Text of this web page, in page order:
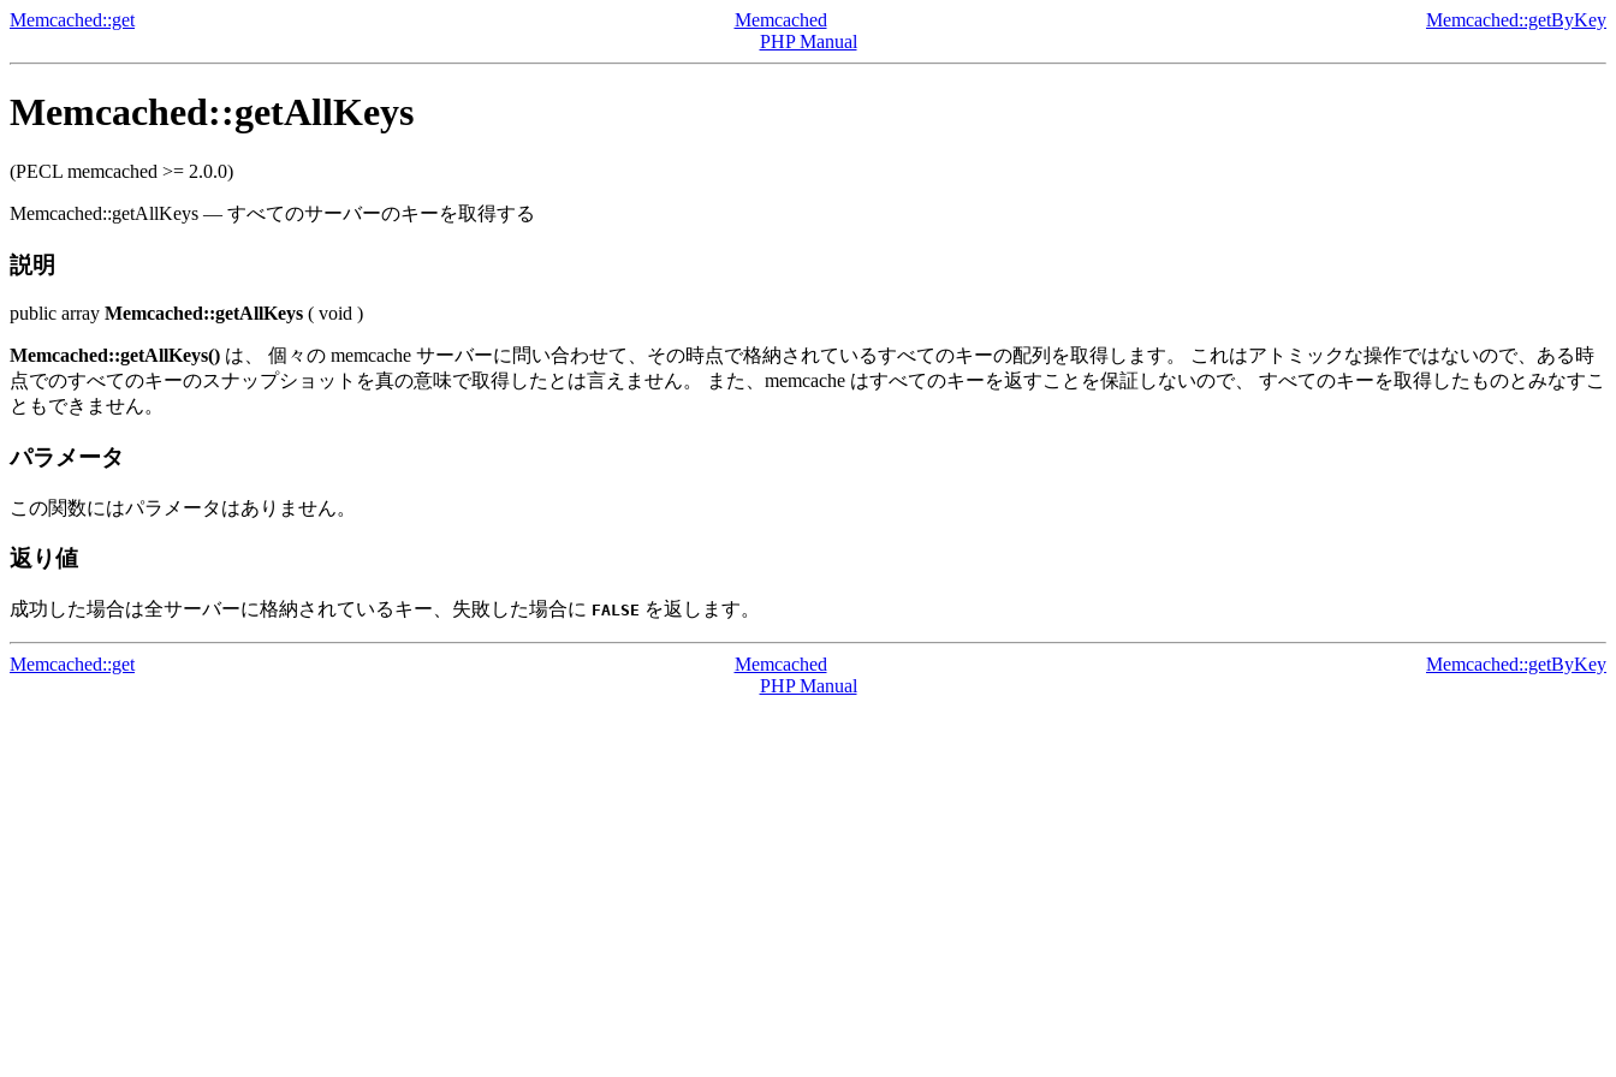
Memcached::get Memcached::getByKey
Memcached
PHP Manual
Memcached::getAllKeys
(PECL memcached >= 2.0.0)
Memcached::getAllKeys — すべてのサーバーのキーを取得する
説明
public array Memcached::getAllKeys ( void )
Memcached::getAllKeys() は、 個々の memcache サーバーに問い合わせて、その時点で格納されているすべてのキーの配列を取得します。 これはアトミックな操作ではないので、ある時
点でのすべてのキーのスナップショットを真の意味で取得したとは言えません。 また、memcache はすべてのキーを返すことを保証しないので、 すべてのキーを取得したものとみなすこ
ともできません。
パラメータ
この関数にはパラメータはありません。
返り値
成功した場合は全サーバーに格納されているキー、失敗した場合に FALSE を返します。
Memcached::get Memcached::getByKey
Memcached
PHP Manual